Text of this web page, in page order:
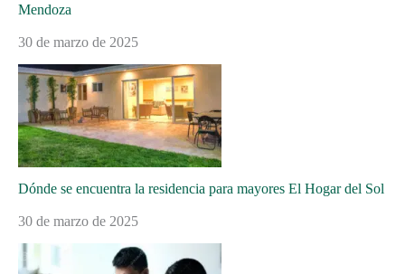
Mendoza
30 de marzo de 2025
Dónde se encuentra la residencia para mayores El Hogar del Sol
30 de marzo de 2025